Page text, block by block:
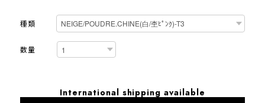
種類
数量
International shipping available